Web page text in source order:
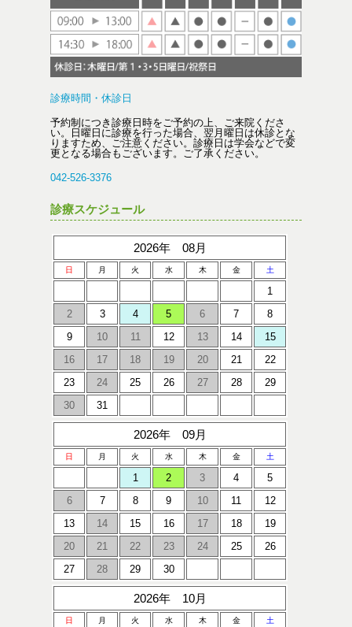
診療時間・休診日
予約制につき診療日時をご予約の上、ご来院くださ
い。日曜日に診療を行った場合、翌月曜日は休診とな
りますため、ご注意ください。診療日は学会などで変
更となる場合もございます。ご了承ください。
042-526-3376
診療スケジュール
2026年 08月
日 月 火 水 木 金 土
1
2
3 4 5 6 7
8
9
10 11 12 13 14
15
16
17 18 19 20 21
22
23
24 25 26 27 28
29
30
31
2026年 09月
日 月 火 水 木 金 土
1 2 3 4
5
6
7 8 9 10 11
12
13
14 15 16 17 18
19
20
21 22 23 24 25
26
27
28 29 30
2026年 10月
日 月 火 水 木 金 土